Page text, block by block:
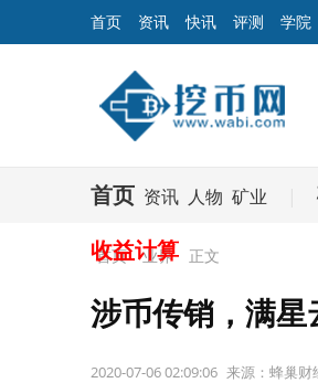
首页 资讯 快讯 评测 学院
首页 资讯 人物 矿业
收益计算
首页 业界 正文
涉币传销，满
2020-07-06 02:09:06 来源：蜂巢财